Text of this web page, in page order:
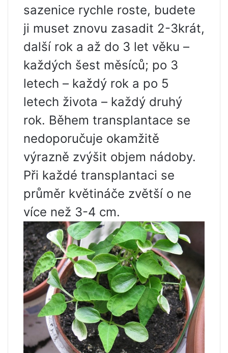
sazenice rychle roste, budete
ji muset znovu zasadit 2-3krát,
další rok a až do 3 let věku –
každých šest měsíců; po 3
letech – každý rok a po 5
letech života – každý druhý
rok. Během transplantace se
nedoporučuje okamžitě
výrazně zvýšit objem nádoby.
Při každé transplantaci se
průměr květináče zvětší o ne
více než 3-4 cm.